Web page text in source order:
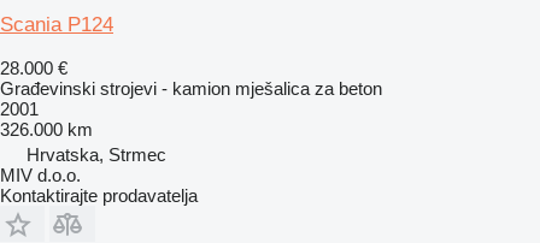
Scania P124
28.000 €
Građevinski strojevi - kamion mješalica za beton
2001
326.000 km
Hrvatska, Strmec
MIV d.o.o.
Kontaktirajte prodavatelja